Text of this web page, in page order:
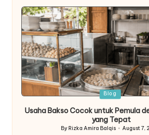
Posted
Blog
Usaha Bakso Cocok untuk Pemula
yang Tepat
Posted
By Rizka Amira Balqis August 7,